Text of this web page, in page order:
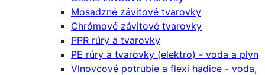
Mosadzné závitové tvarovky
Chrómové závitové tvarovky
PPR rúry a tvarovky
PE rúry a tvarovky (elektro) - voda a plyn
Vlnovcové potrubie a flexi hadice - voda,